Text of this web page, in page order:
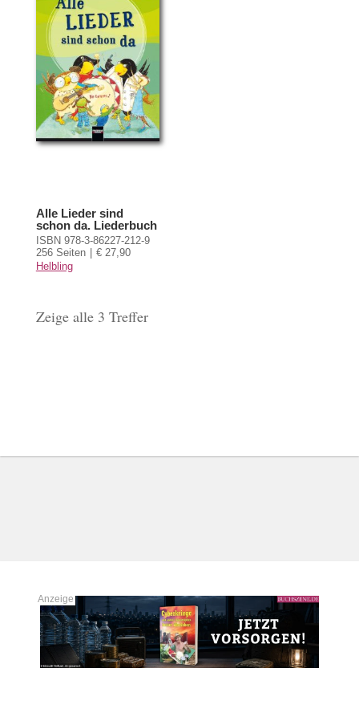
Alle Lieder sind
schon da. Liederbuch
ISBN 978-3-86227-212-9
256 Seiten
€ 27,90
Helbling
Zeige alle 3 Treffer